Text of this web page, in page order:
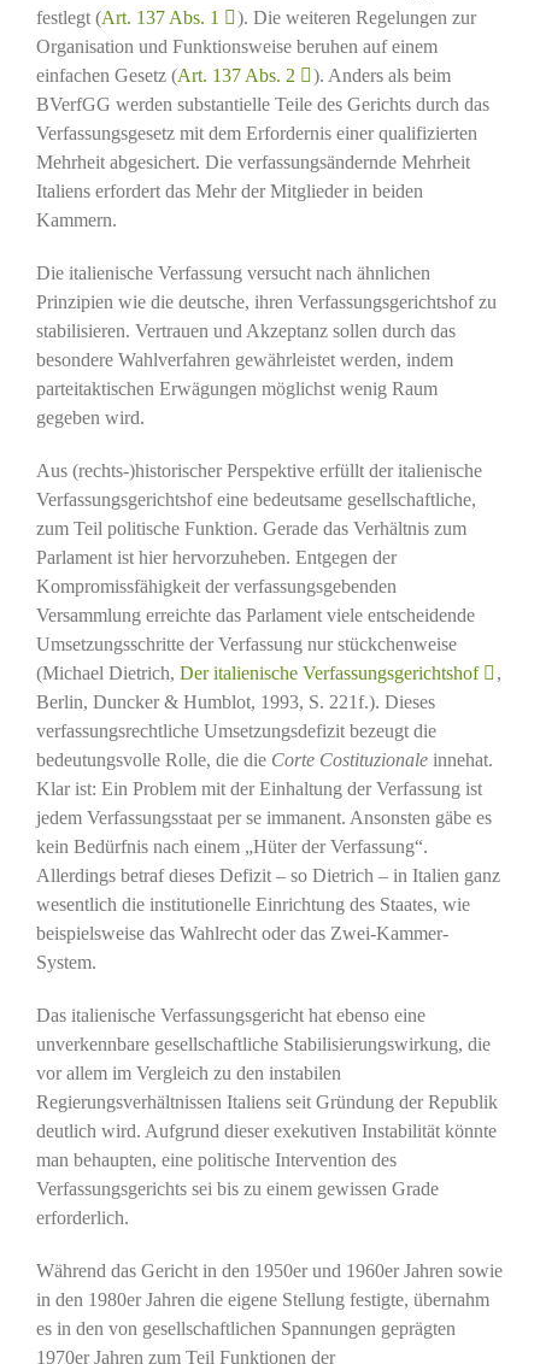
festlegt (Art. 137 Abs. 1
). Die weiteren Regelungen zur
Organisation und Funktionsweise beruhen auf einem
einfachen Gesetz (Art. 137 Abs. 2
). Anders als beim
BVerfGG werden substantielle Teile des Gerichts durch das
Verfassungsgesetz mit dem Erfordernis einer qualifizierten
Mehrheit abgesichert. Die verfassungsändernde Mehrheit
Italiens erfordert das Mehr der Mitglieder in beiden
Kammern.
Die italienische Verfassung versucht nach ähnlichen
Prinzipien wie die deutsche, ihren Verfassungsgerichtshof zu
stabilisieren. Vertrauen und Akzeptanz sollen durch das
besondere Wahlverfahren gewährleistet werden, indem
parteitaktischen Erwägungen möglichst wenig Raum
gegeben wird.
Aus (rechts-)historischer Perspektive erfüllt der italienische
Verfassungsgerichtshof eine bedeutsame gesellschaftliche,
zum Teil politische Funktion. Gerade das Verhältnis zum
Parlament ist hier hervorzuheben. Entgegen der
Kompromissfähigkeit der verfassungsgebenden
Versammlung erreichte das Parlament viele entscheidende
Umsetzungsschritte der Verfassung nur stückchenweise
(Michael Dietrich, Der italienische Verfassungsgerichtshof
,
Berlin, Duncker & Humblot, 1993, S. 221f.). Dieses
verfassungsrechtliche Umsetzungsdefizit bezeugt die
bedeutungsvolle Rolle, die die Corte Costituzionaleinnehat.
Klar ist: Ein Problem mit der Einhaltung der Verfassung ist
jedem Verfassungsstaat per se immanent. Ansonsten gäbe es
kein Bedürfnis nach einem „Hüter der Verfassung“.
Allerdings betraf dieses Defizit – so Dietrich – in Italien ganz
wesentlich die institutionelle Einrichtung des Staates, wie
beispielsweise das Wahlrecht oder das Zwei-Kammer-
System.
Das italienische Verfassungsgericht hat ebenso eine
unverkennbare gesellschaftliche Stabilisierungswirkung, die
vor allem im Vergleich zu den instabilen
Regierungsverhältnissen Italiens seit Gründung der Republik
deutlich wird. Aufgrund dieser exekutiven Instabilität könnte
man behaupten, eine politische Intervention des
Verfassungsgerichts sei bis zu einem gewissen Grade
erforderlich.
Während das Gericht in den 1950er und 1960er Jahren sowie
in den 1980er Jahren die eigene Stellung festigte, übernahm
es in den von gesellschaftlichen Spannungen geprägten
1970er Jahren zum Teil Funktionen der